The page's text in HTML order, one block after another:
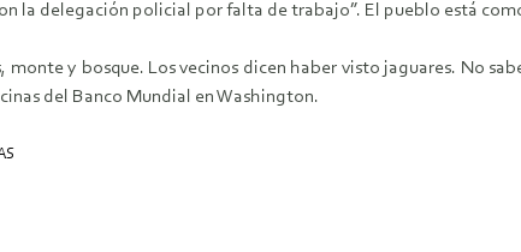
la delegación policial por falta de trabajo”. El pueblo está
monte y bosque. Los vecinos dicen haber visto jaguares. No
del Banco Mundial en Washington.